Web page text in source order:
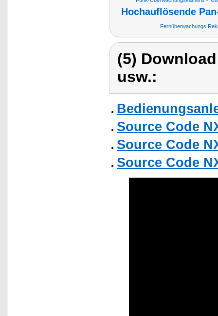
Hochauflösende
Fernüberwachungs
(5)
usw.:
Source Code
Source Code
Source Code